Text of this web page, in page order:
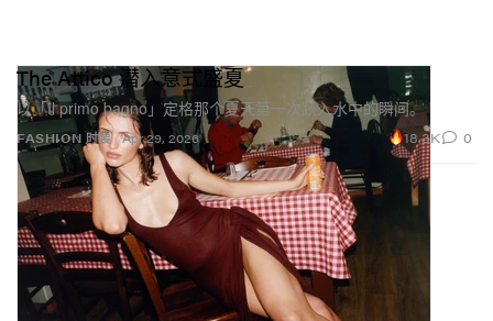
FASHION 时装
The Attico 潜入意式盛夏
以「Il primo bagno」定格那个夏天第一次跃入水中的瞬间。
Apr 29, 2026 18.3K 0